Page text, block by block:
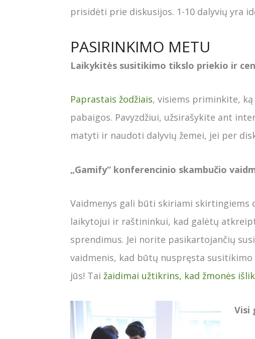
prisidėti prie diskusijos. 1-10 dalyvių yra
PASIRINKIMO METU
Laikykitės susitikimo tikslo priekio ir
Paprastais žodžiais, visiems priminkite,
pabaigos. Pavyzdžiui, užsirašykite ant
matyti ir naudoti dalyvių žemei, jei per
„Gamify“ konferencinio skambučio
Vaidmenys gali būti skiriami skirtingiems
laikytojui ir raštininkui, kad galėtų
sprendimus. Jei norite pasikartojančių
vaidmenis, kad būtų nuspręsta
jūs! Tai žaidimai užtikrins, kad žmonės
Visi